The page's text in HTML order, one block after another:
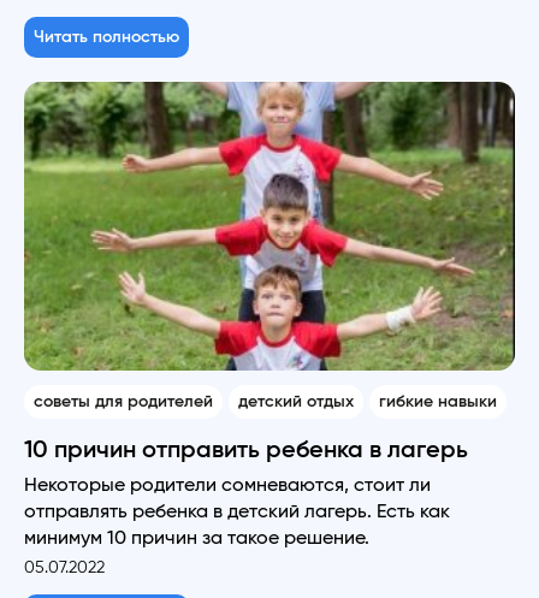
Читать полностью
советы для родителей детский отдых гибкие навыки
10 причин отправить ребенка в лагерь
Некоторые родители сомневаются, стоит ли
отправлять ребенка в детский лагерь. Есть как
минимум 10 причин за такое решение.
05.07.2022